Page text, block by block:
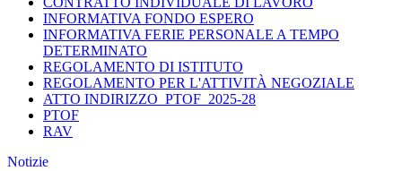
INFORMATIVA FONDO ESPERO
INFORMATIVA FERIE PERSONALE A TEMPO
DETERMINATO
REGOLAMENTO DI ISTITUTO
REGOLAMENTO PER L'ATTIVITÀ NEGOZIALE
ATTO INDIRIZZO_PTOF_2025-28
PTOF
RAV
Notizie